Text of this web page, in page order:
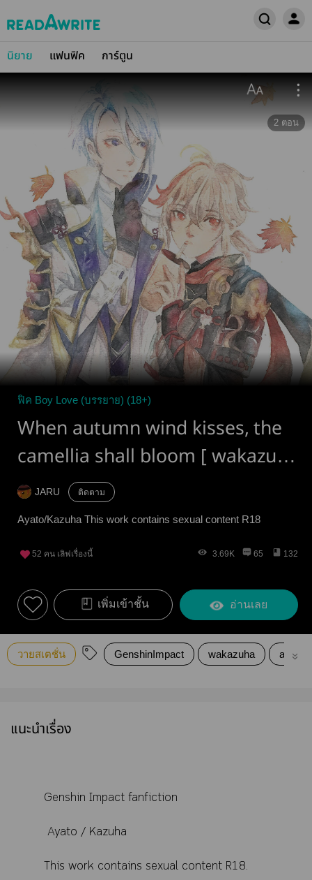
นิยาย แฟนฟิค การ์ตูน
2 ตอน
ฟิค Boy Love (บรรยาย) (18+)
When autumn wind kisses, the
camellia shall bloom [ wakazuha
]
JARU ติดตาม
Ayato/Kazuha This work contains sexual content R18
52 คน เลิฟเรื่องนี้ 3.69K 65 132
เพิ่มเข้าชั้น อ่านเลย
วายสเตชั่น GenshinImpact wakazuha ayato
แนะนำเรื่อง
Genshin Impact fanfiction
Ayato / Kazuha
This work contains sexual content R18.